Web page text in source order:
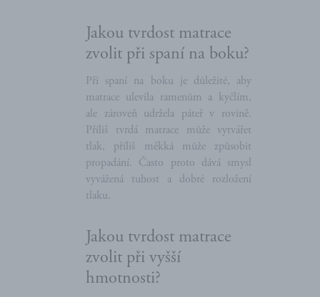
Jakou tvrdost matrace
zvolit při spaní na boku?
Při spaní na boku je důležité, aby
matrace ulevila ramenům a kyčlím,
ale zároveň udržela páteř v rovině.
Příliš tvrdá matrace může vytvářet
tlak, příliš měkká může způsobit
propadání. Často proto dává smysl
vyvážená tuhost a dobré rozložení
tlaku.
Jakou tvrdost matrace
zvolit při vyšší
hmotnosti?